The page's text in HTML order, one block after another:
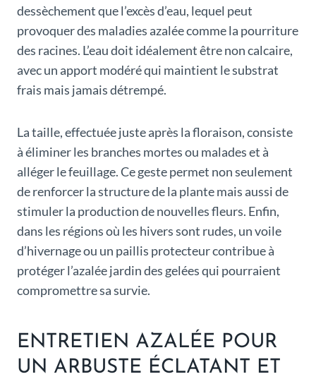
dessèchement que l’excès d’eau, lequel peut
provoquer des maladies azalée comme la pourriture
des racines. L’eau doit idéalement être non calcaire,
avec un apport modéré qui maintient le substrat
frais mais jamais détrempé.
La taille, effectuée juste après la floraison, consiste
à éliminer les branches mortes ou malades et à
alléger le feuillage. Ce geste permet non seulement
de renforcer la structure de la plante mais aussi de
stimuler la production de nouvelles fleurs. Enfin,
dans les régions où les hivers sont rudes, un voile
d’hivernage ou un paillis protecteur contribue à
protéger l’azalée jardin des gelées qui pourraient
compromettre sa survie.
ENTRETIEN AZALÉE POUR
UN ARBUSTE ÉCLATANT ET